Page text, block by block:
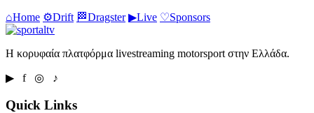
⌂Home ⚙Drift 🏁Dragster ▶Live ♡Sponsors
Η κορυφαία πλατφόρμα livestreaming motorsport στην Ελλάδα.
▶ f ◎ ♪
Quick Links